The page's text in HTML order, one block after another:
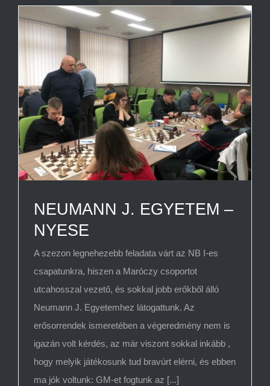
NEUMANN J. EGYETEM –
NYESE
A szezon legnehezebb feladata várt az NB I-es
csapatunkra, hiszen a Maróczy csoportot
utcahosszal vezető, és sokkal jobb erőkből álló
Neumann J. Egyetemhez látogattunk. Az
erősorrendek ismeretében a végeredmény nem is
igazán volt kérdés, az már viszont sokkal inkább ,
hogy melyik játékosunk tud bravúrt elérni, és ebben
ma jók voltunk: GM-et fogtunk az [...]